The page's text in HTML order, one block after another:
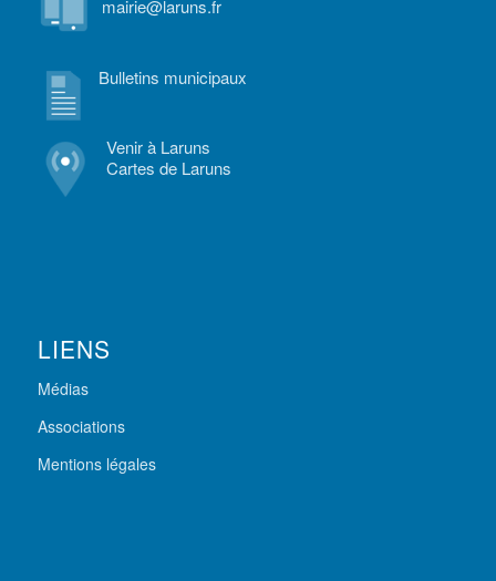
mairie@laruns.fr
Bulletins municipaux
Venir à Laruns
Cartes de Laruns
LIENS
Médias
Associations
Mentions légales